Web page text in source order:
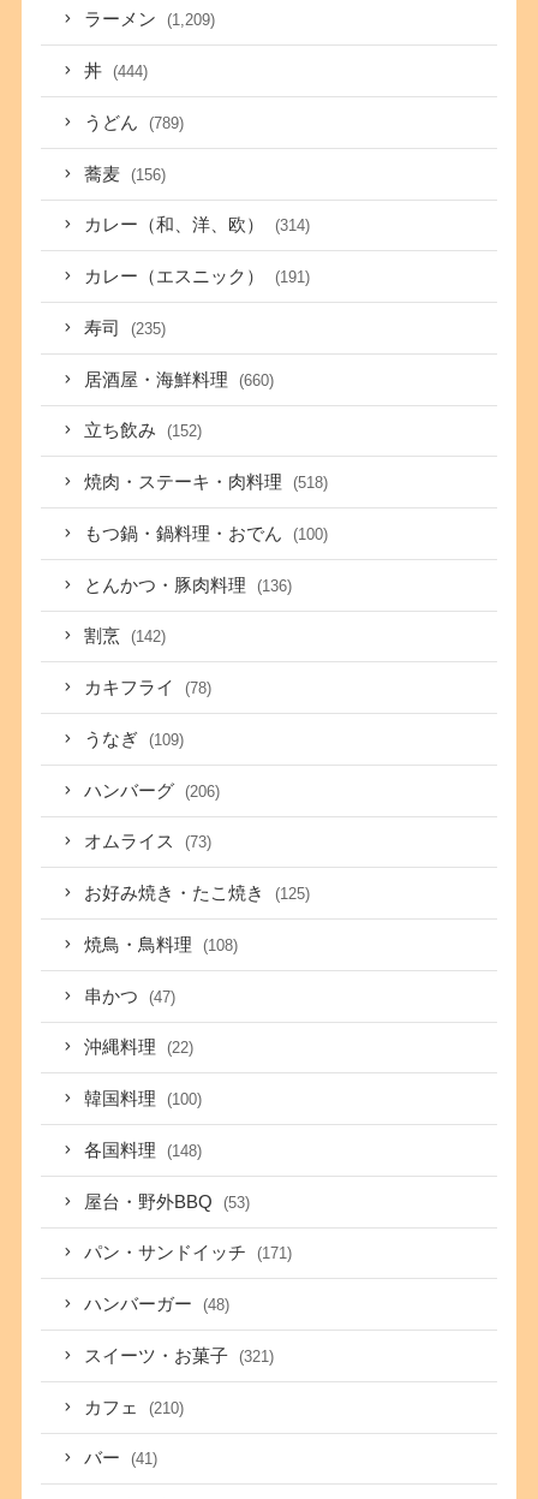
ラーメン (1,209)
丼 (444)
うどん (789)
蕎麦 (156)
カレー（和、洋、欧） (314)
カレー（エスニック） (191)
寿司 (235)
居酒屋・海鮮料理 (660)
立ち飲み (152)
焼肉・ステーキ・肉料理 (518)
もつ鍋・鍋料理・おでん (100)
とんかつ・豚肉料理 (136)
割烹 (142)
カキフライ (78)
うなぎ (109)
ハンバーグ (206)
オムライス (73)
お好み焼き・たこ焼き (125)
焼鳥・鳥料理 (108)
串かつ (47)
沖縄料理 (22)
韓国料理 (100)
各国料理 (148)
屋台・野外BBQ (53)
パン・サンドイッチ (171)
ハンバーガー (48)
スイーツ・お菓子 (321)
カフェ (210)
バー (41)